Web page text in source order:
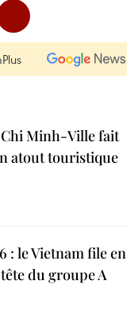
Minh-Ville fait
atout touristique
: le Vietnam file en
du groupe A